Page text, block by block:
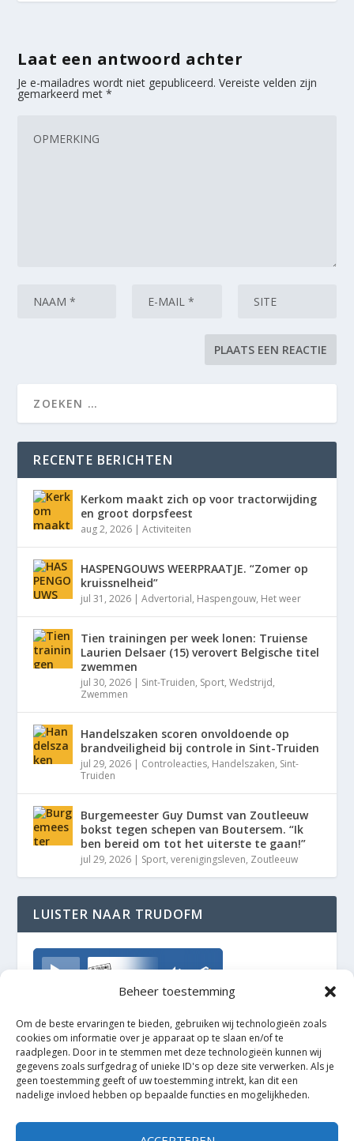
Beheer toestemming
Om de beste ervaringen te bieden, gebruiken wij technologieën zoals
cookies om informatie over je apparaat op te slaan en/of te
raadplegen. Door in te stemmen met deze technologieën kunnen wij
gegevens zoals surfgedrag of unieke ID's op deze site verwerken. Als je
geen toestemming geeft of uw toestemming intrekt, kan dit een
nadelige invloed hebben op bepaalde functies en mogelijkheden.
Laat een antwoord achter
Je e-mailadres wordt niet gepubliceerd. Vereiste velden zijn
gemarkeerd met*
RECENTE BERICHTEN
Kerkom maakt zich op voor tractorwijding
en groot dorpsfeest
aug 2, 2026 |Activiteiten
HASPENGOUWS WEERPRAATJE. “Zomer op
kruissnelheid”
jul 31, 2026 |Advertorial, Haspengouw, Het weer
Tien trainingen per week lonen: Truiense
Laurien Delsaer (15) verovert Belgische titel
zwemmen
jul 30, 2026 | Sint-Truiden, Sport,Wedstrijd,
Zwemmen
Handelszaken scoren onvoldoende op
brandveiligheid bij controle in Sint-Truiden
jul 29, 2026 | Controleacties, Handelszaken, Sint-
Truiden
Burgemeester Guy Dumst van Zoutleeuw
bokst tegen schepen van Boutersem. “Ik
ben bereid om tot het uiterste te gaan!”
jul 29, 2026 | Sport,verenigingsleven, Zoutleeuw
LUISTER NAAR TRUDOFM
TrudoFM